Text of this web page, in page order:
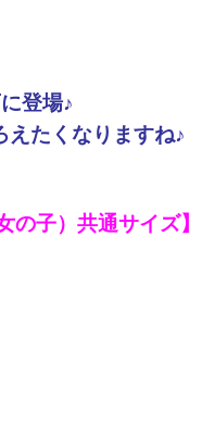
登場♪
たくなりますね♪
子）共通サイズ】